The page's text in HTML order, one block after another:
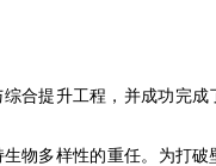
合提升工程，并成功完成
物多样性的重任。为打破